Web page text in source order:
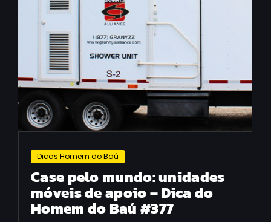
Dicas Homem do Baú
Case pelo mundo: unidades
móveis de apoio – Dica do
Homem do Baú #377